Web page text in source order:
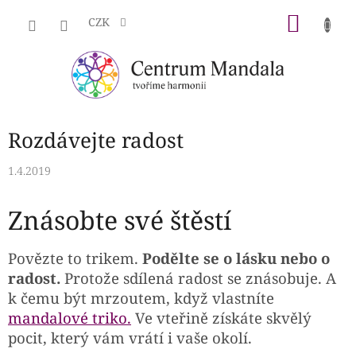
CZK
Rozdávejte radost
1.4.2019
Znásobte své štěstí
Povězte to trikem. Podělte se o lásku nebo o
radost. Protože sdílená radost se znásobuje. A
k čemu být mrzoutem, když vlastníte
mandalové triko. Ve vteřině získáte skvělý
pocit, který vám vrátí i vaše okolí.